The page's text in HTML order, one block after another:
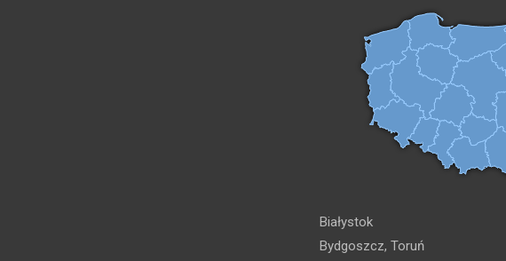
Białystok
Bydgoszcz, Toruń